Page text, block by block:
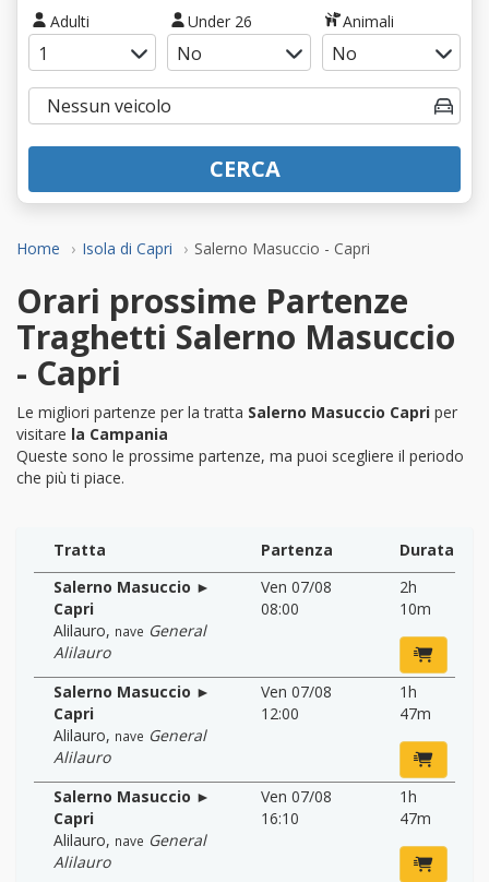
Home Isola di Capri Salerno Masuccio - Capri
Adulti Under 26 Animali
CERCA
Orari prossime Partenze
Traghetti Salerno Masuccio
- Capri
Le migliori partenze per la tratta Salerno Masuccio Capri per
visitare la Campania
Queste sono le prossime partenze, ma puoi scegliere il periodo
che più ti piace.
Tratta Partenza
Durata
Salerno Masuccio ►
Capri
Alilauro, nave General
Alilauro
Ven 07/08
08:00
2h
10m
Salerno Masuccio ►
Capri
Alilauro, nave General
Alilauro
Ven 07/08
12:00
1h
47m
Salerno Masuccio ►
Capri
Alilauro, nave General
Alilauro
Ven 07/08
16:10
1h
47m